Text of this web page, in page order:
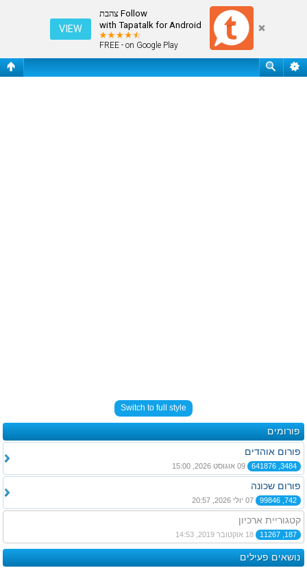
Follow צהבת
with Tapatalk for Android
FREE - on Google Play
VIEW
פורומים
Switch to full style
פורומים
פורום אוהדים
3484, 641876
פורום שכונה
742, 99846
קטגוריית ארכיון
187, 11267
נושאים פעילים